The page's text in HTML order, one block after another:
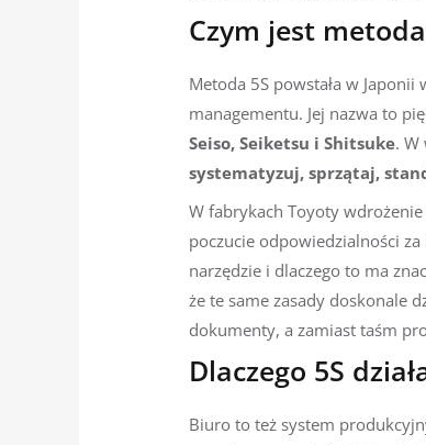
Czym jest
Metoda 5S powstała w
managementu. Jej nazwa to
Seiso, Seiketsu i Shitsuke. W
systematyzuj, sprzątaj,
W fabrykach Toyoty
poczucie odpowiedzialności za
narzędzie i dlaczego to ma
że te same zasady doskonale
dokumenty, a zamiast taśm
Dlaczego 5S
Biuro to też system